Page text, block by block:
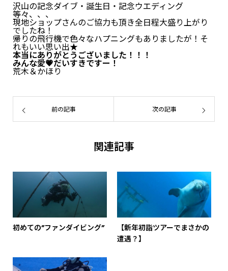
沢山の記念ダイブ・誕生日・記念ウエディング
等々、、、
現地ショップさんのご協力も頂き全日程大盛り上がり
でしたね！
帰りの飛行機で色々なハプニングもありましたが！そ
れもいい思い出★
本当にありがとうございました！！！
みんな愛💗だいすきですー！
荒木＆かほり
前の記事 次の記事
関連記事
初めての”ファンダイビング”
【新年初詣ツアーでまさかの
遭遇？】